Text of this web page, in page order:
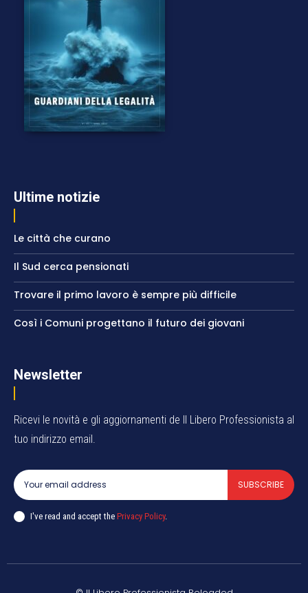
Ultime notizie
Le città che curano
Il Sud cerca pensionati
Trovare il primo lavoro è sempre più difficile
Così i Comuni progettano il futuro dei giovani
Newsletter
Ricevi le novità e gli aggiornamenti de Il Libero Professionista al
tuo indirizzo email.
SUBSCRIBE
I've read and accept the Privacy Policy.